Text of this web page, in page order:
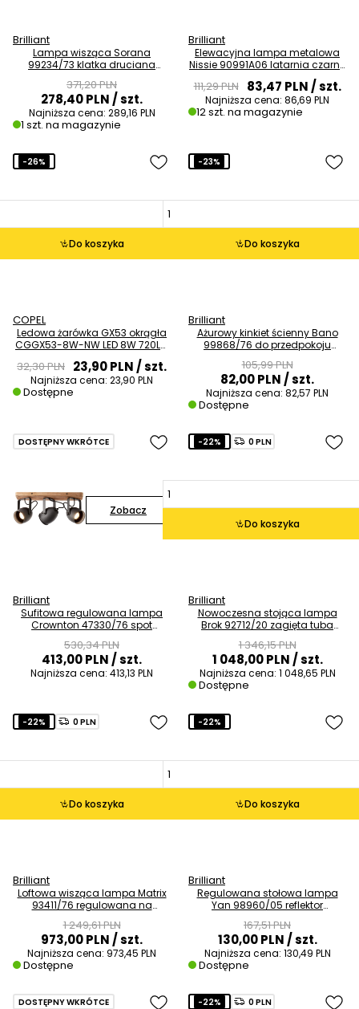
Brilliant
Lampa wisząca Sorana
99234/73 klatka druciana
371,20 PLN
278,40 PLN/ szt.
Najniższa cena: 289,16 PLN
1 szt. na magazynie
Brilliant
Elewacyjna lampa metalowa
Nissie 90991A06 latarnia czarny
111,29 PLN 83,47 PLN/ szt.
Najniższa cena: 86,69 PLN
12 szt. na magazynie
Do koszyka
-26%
COPEL
Ledowa żarówka GX53 okrągła
CGGX53-8W-NW LED 8W 720LM
32,30 PLN 23,90 PLN/ szt.
Najniższa cena: 23,90 PLN
Dostępne
Do koszyka
-23%
Brilliant
Ażurowy kinkiet ścienny Bano
99868/76 do przedpokoju
105,99 PLN
82,00 PLN/ szt.
Najniższa cena: 82,57 PLN
Dostępne
Zobacz
DOSTĘPNY WKRÓTCE
Brilliant
Sufitowa regulowana lampa
Crownton 47330/76 spot
530,34 PLN
413,00 PLN/ szt.
Najniższa cena: 413,13 PLN
Do koszyka
-22% 0 PLN
Brilliant
Nowoczesna stojąca lampa
Brok 92712/20 zagięta tuba
1 346,15 PLN
1 048,00 PLN/ szt.
Najniższa cena: 1 048,65 PLN
Dostępne
Do koszyka
-22% 0 PLN
Brilliant
Loftowa wisząca lampa Matrix
93411/76 regulowana na
1 249,61 PLN
973,00 PLN/ szt.
Najniższa cena: 973,45 PLN
Dostępne
Do koszyka
-22%
Brilliant
Regulowana stołowa lampa
Yan 98960/05 reflektor
167,51 PLN
130,00 PLN/ szt.
Najniższa cena: 130,49 PLN
Dostępne
DOSTĘPNY WKRÓTCE -22% 0 PLN